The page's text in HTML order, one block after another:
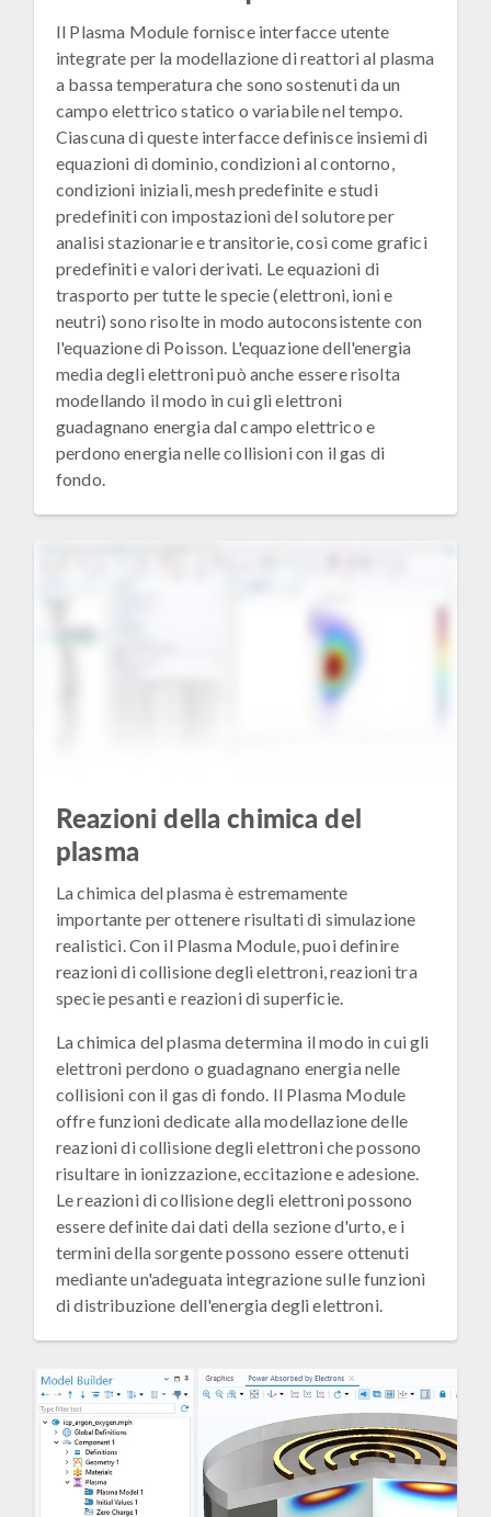
Il Plasma Module fornisce interfacce utente
integrate per la modellazione di reattori al plasma
a bassa temperatura che sono sostenuti da un
campo elettrico statico o variabile nel tempo.
Ciascuna di queste interfacce definisce insiemi di
equazioni di dominio, condizioni al contorno,
condizioni iniziali, mesh predefinite e studi
predefiniti con impostazioni del solutore per
analisi stazionarie e transitorie, così come grafici
predefiniti e valori derivati. Le equazioni di
trasporto per tutte le specie (elettroni, ioni e
neutri) sono risolte in modo autoconsistente con
l'equazione di Poisson. L'equazione dell'energia
media degli elettroni può anche essere risolta
modellando il modo in cui gli elettroni
guadagnano energia dal campo elettrico e
perdono energia nelle collisioni con il gas di
fondo.
Reazioni della chimica del
plasma
La chimica del plasma è estremamente
importante per ottenere risultati di simulazione
realistici. Con il Plasma Module, puoi definire
reazioni di collisione degli elettroni, reazioni tra
specie pesanti e reazioni di superficie.
La chimica del plasma determina il modo in cui gli
elettroni perdono o guadagnano energia nelle
collisioni con il gas di fondo. Il Plasma Module
offre funzioni dedicate alla modellazione delle
reazioni di collisione degli elettroni che possono
risultare in ionizzazione, eccitazione e adesione.
Le reazioni di collisione degli elettroni possono
essere definite dai dati della sezione d'urto, e i
termini della sorgente possono essere ottenuti
mediante un'adeguata integrazione sulle funzioni
di distribuzione dell'energia degli elettroni.